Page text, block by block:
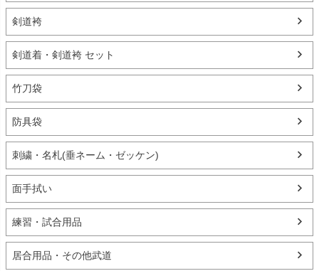
剣道袴
剣道着・剣道袴 セット
竹刀袋
防具袋
刺繍・名札(垂ネーム・ゼッケン)
面手拭い
練習・試合用品
居合用品・その他武道